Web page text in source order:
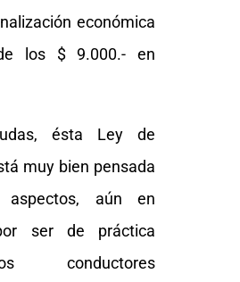
económica
los $ 9.000.- en
ésta Ley de
muy bien pensada
aún en
ser de práctica
conductores